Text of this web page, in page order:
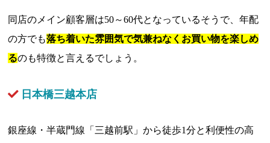
同店のメイン顧客層は50～60代となっているそうで、年配
の方でも落ち着いた雰囲気で気兼ねなくお買い物を楽しめ
るのも特徴と言えるでしょう。
日本橋三越本店
銀座線・半蔵門線「三越前駅」から徒歩1分と利便性の高